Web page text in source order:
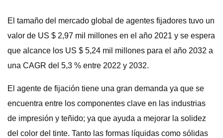
El tamaño del mercado global de agentes fijadores tuvo un
valor de US $ 2,97 mil millones en el año 2021 y se espera
que alcance los US $ 5,24 mil millones para el año 2032 a
una CAGR del 5,3 % entre 2022 y 2032.
El agente de fijación tiene una gran demanda ya que se
encuentra entre los componentes clave en las industrias
de impresión y teñido; ya que ayuda a mejorar la solidez
del color del tinte. Tanto las formas líquidas como sólidas